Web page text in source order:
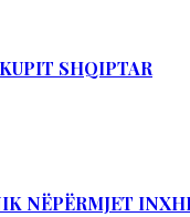
SHQIPTAR
NËPËRMJET